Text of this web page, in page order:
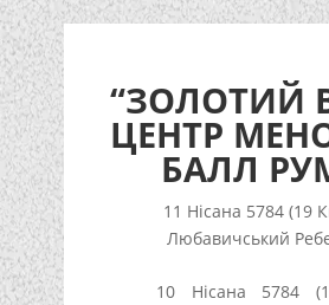
“ЗОЛОТИЙ
ЦЕНТР
БАЛЛ
11 Нісана 5784 (19
Любавичський
10 Нісана 5784